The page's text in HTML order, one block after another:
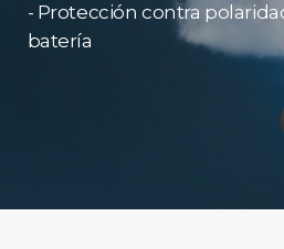
- Protección contra
batería